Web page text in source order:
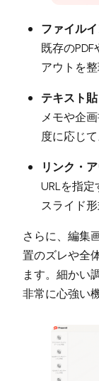
ファイル
既存の
アウトを
テキスト
メモや企
度に応じ
リンク・
URLを指定
スライド
さらに、編集
置のズレや全
ます。細かい
非常に心強い